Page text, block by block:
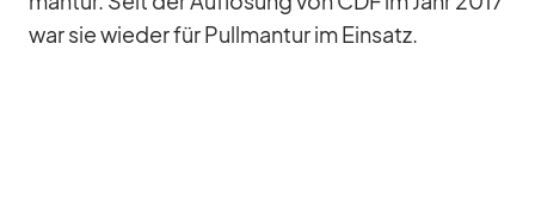
war sie wie­der für Pull­man­tur im Ein­satz.